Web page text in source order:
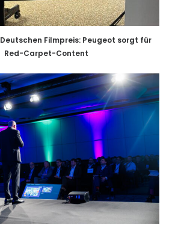
Filmpreis: Peugeot sorgt für
Red-Carpet-Content